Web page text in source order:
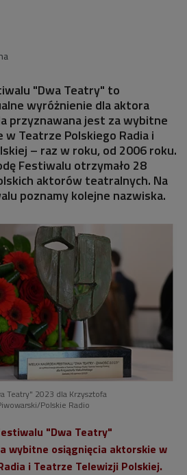
"Dwa Teatry" to
wyróżnienie dla aktora
przyznawana jest za wybitne
Teatrze Polskiego Radia i
– raz w roku, od 2006 roku.
Festiwalu otrzymało 28
aktorów teatralnych. Na
poznamy kolejne nazwiska.
Teatry" 2023 dla Krzysztofa
Polskie Radio
"Dwa Teatry"
wybitne osiągnięcia aktorskie w
i Teatrze Telewizji Polskiej.